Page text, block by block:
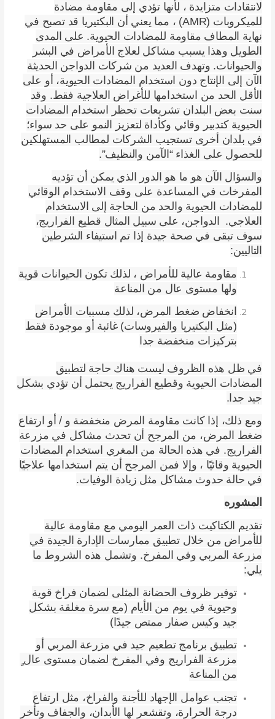
لانتقادات متزايدة ، لأنها تؤدي إلى مقاومة مضادة
للميكروبات (AMR) ، مما يعني أن البكتيريا قد تصبح في
نهاية المطاف مقاومة للمضادات الحيوية. على المدى
الطويل وهذا يسبب مشاكل لعلاج الأمراض في البشر
والحيوانات. وتهدف العديد من شركات الدواجن الحديثة
الآن إلى الإنتاج دون استخدام المضادات الحيوية، أو على
الأقل الحد من استخدامها للأغراض العلاجية فقط. وقد
سنت بعض البلدان تشريعات تحظر استخدام المضادات
الحيوية كتدبير وقائي وكأداة لتعزيز النمو على حد سواء؛
في بلدان أخرى تستجيب الشركات لمطالب المستهلكين
للحصول على الغذاء “الآمن والنظيف”.
والسؤال الآن هو ما هو الدور الذي يمكن أن تؤديه
المفرخات في المساعدة على وقف الاستخدام الوقائي
للمضادات الحيوية والحد من الحاجة إلى الاستخدام
العلاجي. الدواجن، على سبيل المثال قطيع الفراريج،
سوف تبقى في صحة جيدة إذا تم استيفاء الشرطين
التاليين:
مقاومة عالية للأمراض ، لذلك تكون الحيوانات قوية
ولها مستوى عال من المناعة
انخفاض ضغط المرض، لذلك مسببات الأمراض
(مثل البكتيريا والفيروسات) غائبة أو موجودة فقط
بتركيزات منخفضة جدا
في ظل هذه الظروف ليست هناك حاجة لتطبيق
المضادات الحيوية وقطيع الفراريج يحتمل أن تؤدي بشكل
جيد جدا.
ومع ذلك، إذا كانت مقاومة المرضمنخفضة و / أو ارتفاع
ضغط المرض، من المرجح أن تحدث مشاكل في مزرعة
الفراريج. في هذه الحالة من المغري استخدام المضادات
الحيوية وقائيًا ، وإلا فمن المرجح أن يتم استخدامها علاجيًا
في حالة حدوث مشاكل مثل زيادة الوفيات.
المشوره
تقديم الكتاكيت ذات العمر اليومي مع مقاومة عالية
للأمراض من خلال تطبيق ممارسات الإدارة الجيدة في
مزرعة المربي وفي المفرخ. وتشمل هذه الشروط ما
يلي:
توفير ظروف الحضانة المثلى لضمان فراخ قوية
وحيوية في يوم من الأيام (مع سرة مغلقة بشكل
جيد وكيس صفار ممتص جيدًا)
تطبيق برنامج تطعيم جيد في مزرعة المربي أو
مزرعة الفراريج وفي المفرخ لضمان مستوى عال ٍ
من المناعة
تجنب عوامل الإجهاد للأجنة والفراخ، مثل ارتفاع
درجة الحرارة، وتقشعر لها الأبدان، والجفاف وتأخر